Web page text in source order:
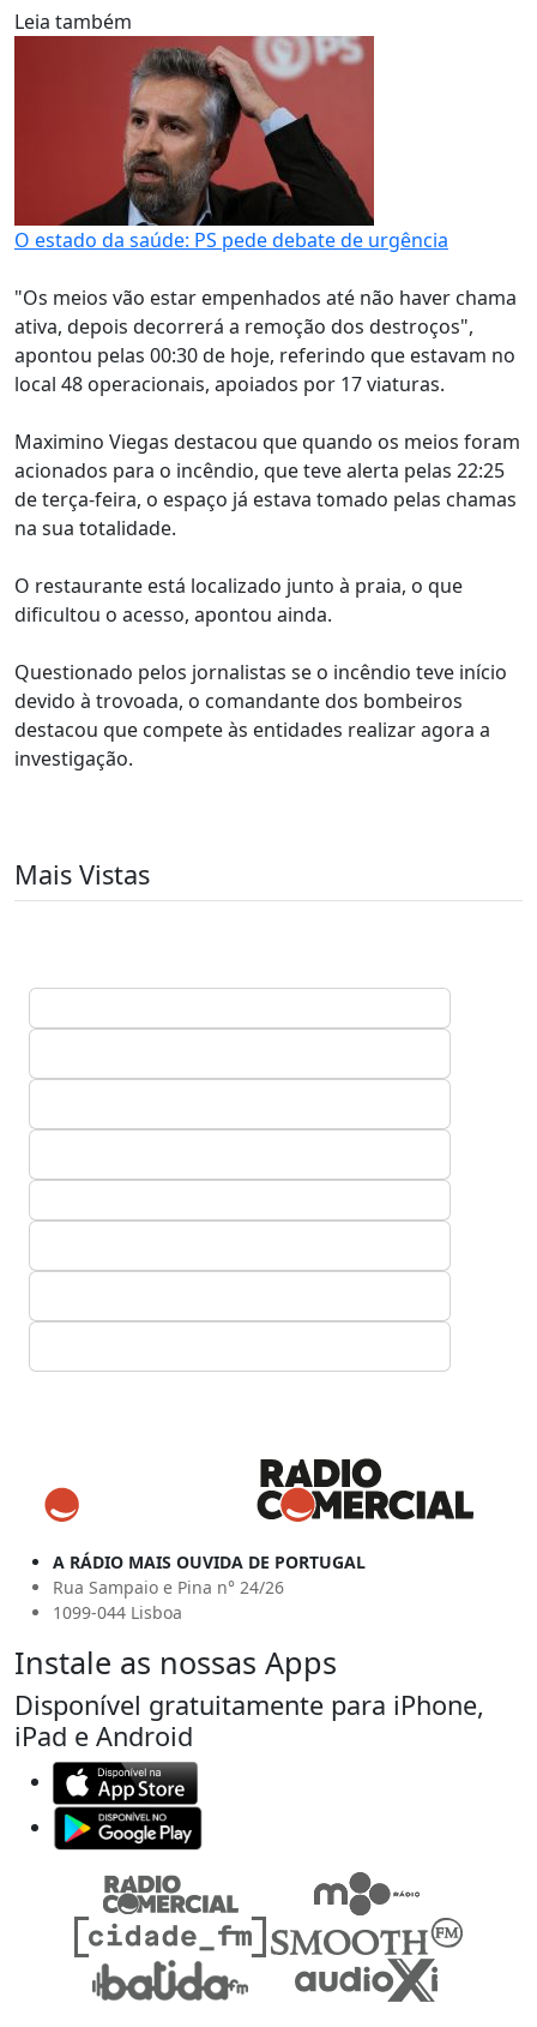
Leia também
O estado da saúde: PS pede debate de urgência
"Os meios vão estar empenhados até não haver chama
ativa, depois decorrerá a remoção dos destroços",
apontou pelas 00:30 de hoje, referindo que estavam no
local 48 operacionais, apoiados por 17 viaturas.
Maximino Viegas destacou que quando os meios foram
acionados para o incêndio, que teve alerta pelas 22:25
de terça-feira, o espaço já estava tomado pelas chamas
na sua totalidade.
O restaurante está localizado junto à praia, o que
dificultou o acesso, apontou ainda.
Questionado pelos jornalistas se o incêndio teve início
devido à trovoada, o comandante dos bombeiros
destacou que compete às entidades realizar agora a
investigação.
Mais Vistas
A RÁDIO MAIS OUVIDA DE PORTUGAL
Rua Sampaio e Pina n° 24/26
1099-044 Lisboa
Instale as nossas Apps
Disponível gratuitamente para iPhone,
iPad e Android